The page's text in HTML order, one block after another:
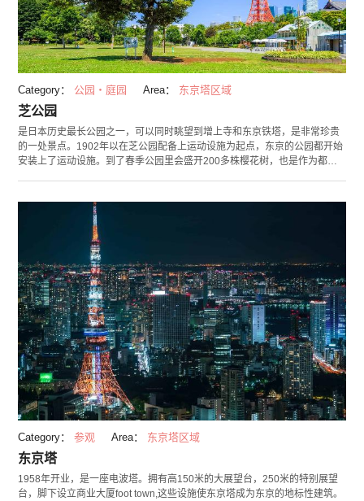
Category： 公园・庭园 Area： 东京塔区域
芝公园
是日本历史最长公园之一，可以同时眺望到增上寺和东京铁塔，是非常珍贵
的一处景点。1902年以在芝公园配备上运动设施为起点，东京的公园都开始
安装上了运动设施。到了春季公园里会盛开200多株樱花树，也是作为都内
Category： 参观 Area： 东京塔区域
东京塔
1958年开业，是一座电波塔。拥有高150米的大展望台，250米的特别展望
台，脚下设立商业大厦foot town,这些设施使东京塔成为东京的地标性建筑。